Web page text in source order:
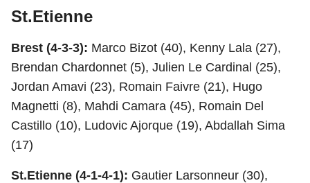
St.Etienne
Brest (4-3-3): Marco Bizot (40), Kenny Lala (27),
Brendan Chardonnet (5), Julien Le Cardinal (25),
Jordan Amavi (23), Romain Faivre (21), Hugo
Magnetti (8), Mahdi Camara (45), Romain Del
Castillo (10), Ludovic Ajorque (19), Abdallah Sima
(17)
St.Etienne (4-1-4-1): Gautier Larsonneur (30),